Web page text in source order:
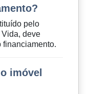
pelo
deve
financiamento.
imóvel